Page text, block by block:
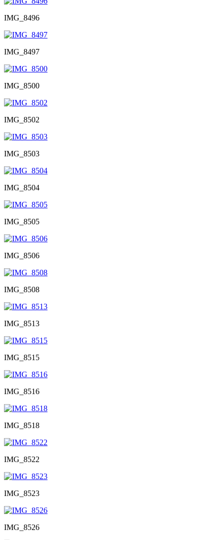
IMG_8496
IMG_8497
IMG_8500
IMG_8502
IMG_8503
IMG_8504
IMG_8505
IMG_8506
IMG_8508
IMG_8513
IMG_8515
IMG_8516
IMG_8518
IMG_8522
IMG_8523
IMG_8526